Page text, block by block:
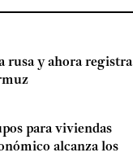
rusa y ahora registra
para viviendas
alcanza los